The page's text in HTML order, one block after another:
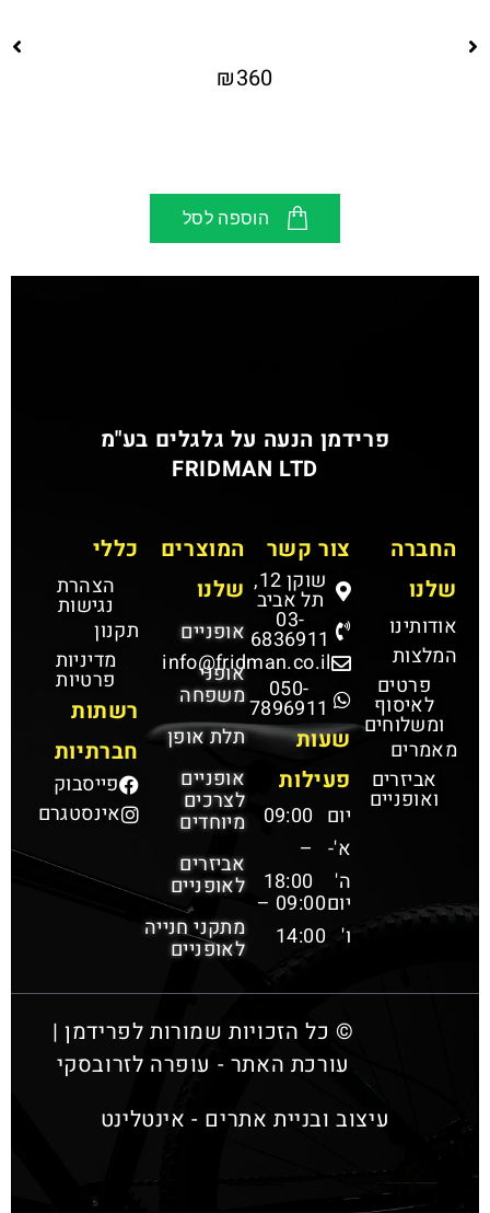
₪360
הוספה לסל
פרידמן הנעה על גלגלים בע"מ
FRIDMAN LTD
החברה
שלנו
אודותינו
המלצות
פרטים
לאיסוף
ומשלוחים
מאמרים
אביזרים
ואופניים
צור קשר
שוקן 12,
תל אביב
03-
6836911
info@fridman.co.il
050-
7896911
שעות
פעילות
יום
א'-
ה'
09:00
–
18:00
יום
ו'
09:00 –
14:00
המוצרים
שלנו
אופניים
אופני
משפחה
תלת אופן
אופניים
לצרכים
מיוחדים
אביזרים
לאופניים
מתקני חנייה
לאופניים
כללי
הצהרת
נגישות
תקנון
מדיניות
פרטיות
רשתות
חברתיות
פייסבוק
אינסטגרם
© כל הזכויות שמורות לפרידמן |
עורכת האתר - עופרה לזרובסקי
עיצוב ובניית אתרים - אינטלינט